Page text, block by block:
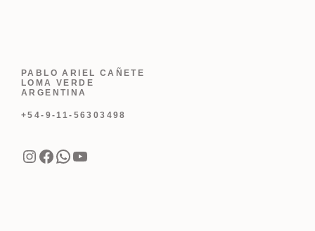
PABLO ARIEL CAÑETE
LOMA VERDE
ARGENTINA
+54-9-11-56303498
Instagram
Facebook
WhatsApp
YouTube